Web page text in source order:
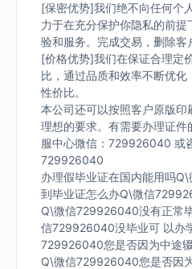
[保密优势]我们绝不向任何个
力于在充分保护你隐私的前
验和服务。完成交易，删除客
[价格优势]我们在保证合理定
比，通过品质和效率不断优
性价比。
本公司还可以按照客户原版印
理想的要求。有需要办理证件
服中心微信：729926040 或
729926040
办理假毕业证在国内能用吗
到毕业证怎么办Q\微信
Q\微信729926040没有正常
信729926040没毕业可 以办
729926040您是否因为中途
Q\微信729926040您是否因